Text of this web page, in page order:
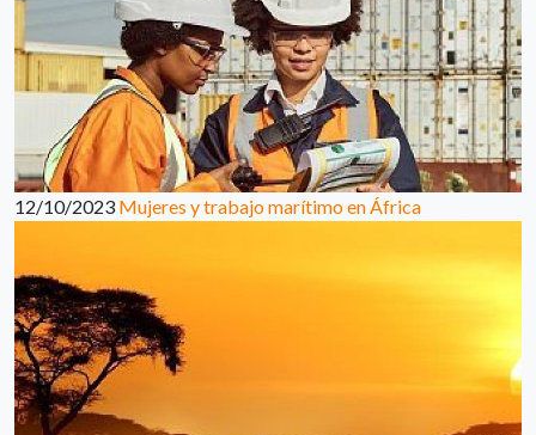
12/10/2023 Mujeres y trabajo marítimo en África